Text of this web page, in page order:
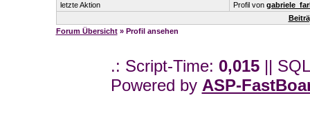
letzte Aktion
Profil von
Forum Übersicht» Profil ansehen
.: Script-Time: 0,015||
Powered by ASP-